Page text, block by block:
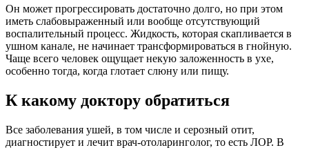
Он может прогрессировать достаточно долго, но при этом
иметь слабовыраженный или вообще отсутствующий
воспалительный процесс. Жидкость, которая скапливается в
ушном канале, не начинает трансформироваться в гнойную.
Чаще всего человек ощущает некую заложенность в ухе,
особенно тогда, когда глотает слюну или пищу.
К какому доктору обратиться
Все заболевания ушей, в том числе и серозный отит,
диагностирует и лечит врач-отоларинголог, то есть ЛОР. В